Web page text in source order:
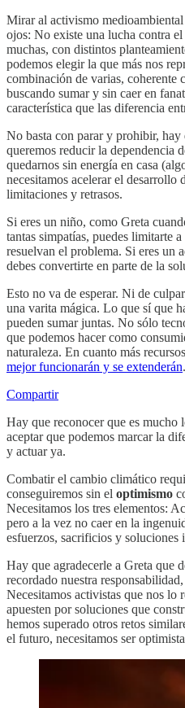
Mirar al activismo medioambiental
ojos: No existe una lucha contra
muchas, con distintos
podemos elegir la que más nos
combinación de varias, coherente
buscando sumar y sin caer en
característica que las diferencia
No basta con parar y prohibir, hay
queremos reducir la dependencia
quedarnos sin energía en casa
necesitamos acelerar el desarrollo
limitaciones y retrasos.
Si eres un niño, como Greta
tantas simpatías, puedes limitarte
resuelvan el problema. Si eres un
debes convertirte en parte de la
Esto no va de esperar. Ni de
una varita mágica. Lo que sí que
pueden sumar juntas. No sólo
que podemos hacer como
naturaleza. En cuanto más
mejor funcionarán y se extenderán.
Compartir
Hay que reconocer que es mucho
aceptar que podemos marcar la
y actuar ya.
Combatir el cambio climático
conseguiremos sin el optimismo
Necesitamos los tres elementos:
pero a la vez no caer en la
esfuerzos, sacrificios y soluciones
Hay que agradecerle a Greta que
recordado nuestra
Necesitamos activistas que nos lo
apuesten por soluciones que
hemos superado otros retos
el futuro, necesitamos ser